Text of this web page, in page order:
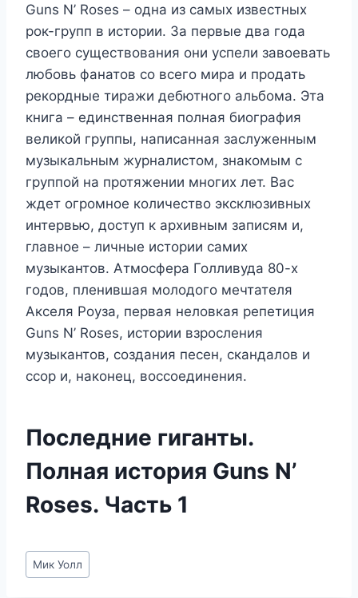
Guns N’ Roses – одна из самых известных
рок-групп в истории. За первые два года
своего существования они успели завоевать
любовь фанатов со всего мира и продать
рекордные тиражи дебютного альбома. Эта
книга – единственная полная биография
великой группы, написанная заслуженным
музыкальным журналистом, знакомым с
группой на протяжении многих лет. Вас
ждет огромное количество эксклюзивных
интервью, доступ к архивным записям и,
главное – личные истории самих
музыкантов. Атмосфера Голливуда 80-х
годов, пленившая молодого мечтателя
Акселя Роуза, первая неловкая репетиция
Guns N’ Roses, истории взросления
музыкантов, создания песен, скандалов и
ссор и, наконец, воссоединения.
Последние гиганты.
Полная история Guns N’
Roses. Часть 1
Метки
записи:
Мик Уолл